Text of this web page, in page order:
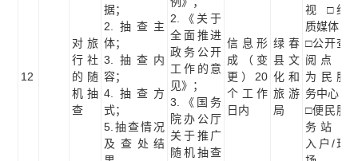
12
对旅
行社
的随
机抽
查
据；
2.抽查主
体；
3.抽查内
容；
4.抽查方
式；
5.抽查情况
及查处结
2.《关于
全面推进
政务公开
工作的意
见》；
3.《国务
院办公厅
关于推广
随机抽查
信息形
成（变
更）20
个工作
日内
绿春
县文
化和
旅游
局
视 □纸
质媒体
□公开查
阅点 □
为民服
务中心
□便民服
务站 □
入户/现